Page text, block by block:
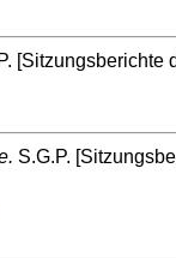
[Sitzungsberichte
S.G.P.